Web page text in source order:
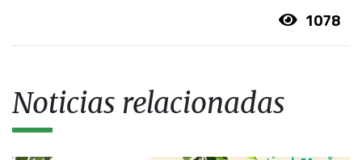
1078
Noticias relacionadas